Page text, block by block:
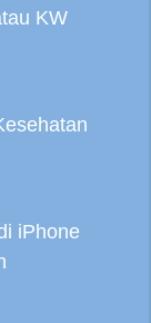
KW
iPhone